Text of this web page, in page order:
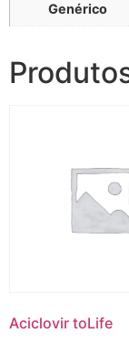
Genérico
Aciclovir toLife